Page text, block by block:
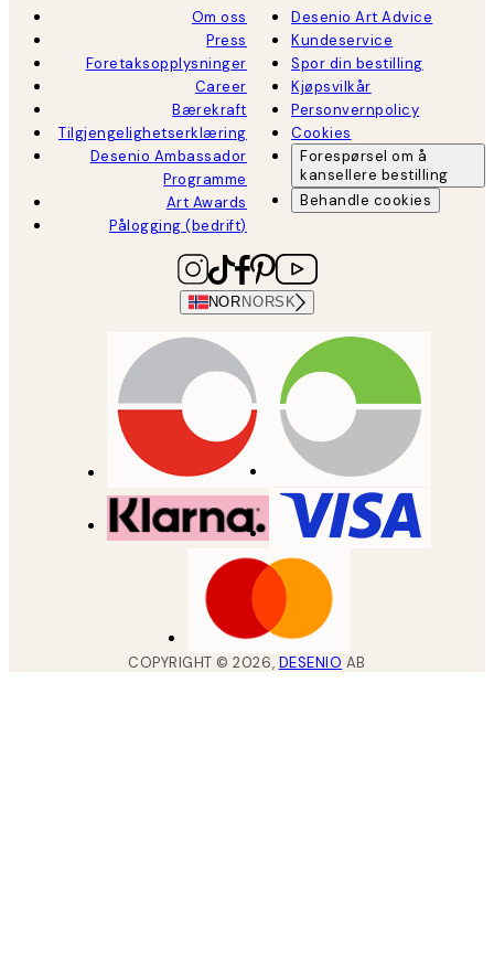
Om oss
Press
Foretaksopplysninger
Career
Bærekraft
Tilgjengelighetserklæring
Desenio Ambassador
Programme
Art Awards
Pålogging (bedrift)
Desenio Art Advice
Kundeservice
Spor din bestilling
Kjøpsvilkår
Personvernpolicy
Cookies
Forespørsel om å
kansellere bestilling
Behandle cookies
NOR NORSK
COPYRIGHT ©2026, DESENIO AB